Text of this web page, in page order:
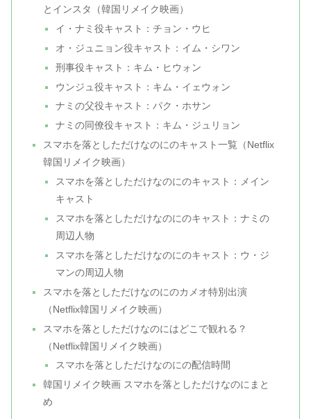
とインスタ（韓国リメイク映画）
イ・ナミ役キャスト：チョン・ウヒ
オ・ジュニョン役キャスト：イム・シワン
刑事役キャスト：キム・ヒウォン
ウンジュ役キャスト：キム・イェウォン
ナミの父役キャスト：パク・ホサン
ナミの同僚役キャスト：キム・ジュリョン
スマホを落としただけなのにのキャスト一覧（Netflix
韓国リメイク映画）
スマホを落としただけなのにのキャスト：メイン
キャスト
スマホを落としただけなのにのキャスト：ナミの
周辺人物
スマホを落としただけなのにのキャスト：ウ・ジ
マンの周辺人物
スマホを落としただけなのにのカメオ特別出演
（Netflix韓国リメイク映画）
スマホを落としただけなのにはどこで観れる？
（Netflix韓国リメイク映画）
スマホを落としただけなのにの配信時間
韓国リメイク映画 スマホを落としただけなのにまと
め